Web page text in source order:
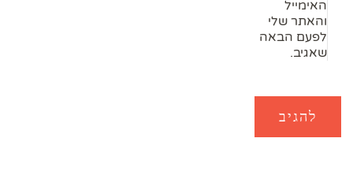
האימייל
והאתר שלי
לפעם הבאה
שאגיב.